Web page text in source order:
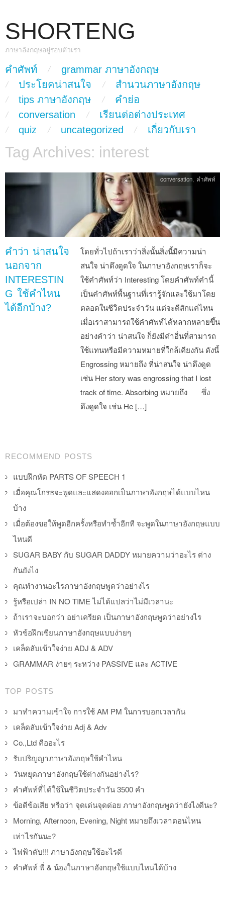
SHORTENG
ภาษาอังกฤษอยู่รอบตัวเรา
Main Menu
skip to content
คำศัพท์
grammar ภาษาอังกฤษ
ประโยคน่าสนใจ
สำนวนภาษาอังกฤษ
tips ภาษาอังกฤษ
คำย่อ
conversation
เรียนต่อต่างประเทศ
quiz
uncategorized เกี่ยวกับเรา
Tag Archives: interest
คำว่า น่าสนใจ
นอกจาก
INTERESTIN
G ใช้คำไหน
ได้อีกบ้าง?
โดยทั่วไปถ้าเราว่าสิ่งนั้นสิ่งนี้มีความน่า
สนใจ น่าดึงดูดใจ ในภาษาอังกฤษเราก็จะ
ใช้คำศัพท์ว่า Interesting โดยคำศัพท์คำนี้
เป็นคำศัพท์พื้นฐานที่เรารู้จักและใช้มาโดย
ตลอดในชีวิตประจำวัน แต่จะดีสักแค่ไหน
เมื่อเราสามารถใช้คำศัพท์ได้หลากหลายขึ้น
อย่างคำว่า น่าสนใจ ก็ยังมีคำอื่นที่สามารถ
ใช้แทนหรือมีความหมายที่ใกล้เคียงกัน ดังนี้
Engrossing หมายถึง ที่น่าสนใจ น่าดึงดูด
เช่น Her story was engrossing that I lost
track of time. Absorbing หมายถึง ซึ่ง
ดึงดูดใจ เช่น He […]
conversation, คำศัพท์
Post navigation
RECOMMEND POSTS
แบบฝึกหัด PARTS OF SPEECH 1
เมื่อคุณโกรธจะพูดและแสดงออกเป็นภาษาอังกฤษได้แบบไหน
บ้าง
เมื่อต้องขอให้พูดอีกครั้งหรือทำซ้ำอีกที จะพูดในภาษาอังกฤษแบบ
ไหนดี
SUGAR BABY กับ SUGAR DADDY หมายความว่าอะไร ต่าง
กันยังไง
คุณทำงานอะไรภาษาอังกฤษพูดว่าอย่างไร
รู้หรือเปล่า IN NO TIME ไม่ได้แปลว่าไม่มีเวลานะ
ถ้าเราจะบอกว่า อย่าเครียด เป็นภาษาอังกฤษพูดว่าอย่างไร
หัวข้อฝึกเขียนภาษาอังกฤษแบบง่ายๆ
เคล็ดลับเข้าใจง่าย ADJ & ADV
GRAMMAR ง่ายๆ ระหว่าง PASSIVE และ ACTIVE
TOP POSTS
มาทำความเข้าใจ การใช้ AM PM ในการบอกเวลากัน
เคล็ดลับเข้าใจง่าย Adj & Adv
Co.,Ltd คืออะไร
รับปริญญาภาษาอังกฤษใช้คำไหน
วันหยุดภาษาอังกฤษใช้ต่างกันอย่างไร?
คำศัพท์ที่ได้ใช้ในชีวิตประจำวัน 3500 คำ
ข้อดีข้อเสีย หรือว่า จุดเด่นจุดด่อย ภาษาอังกฤษพูดว่ายังไงดีนะ?
Morning, Afternoon, Evening, Night หมายถึงเวลาตอนไหน
เท่าไรกันนะ?
ไฟฟ้าดับ!!! ภาษาอังกฤษใช้อะไรดี
คำศัพท์ พี่ & น้องในภาษาอังกฤษใช้แบบไหนได้บ้าง